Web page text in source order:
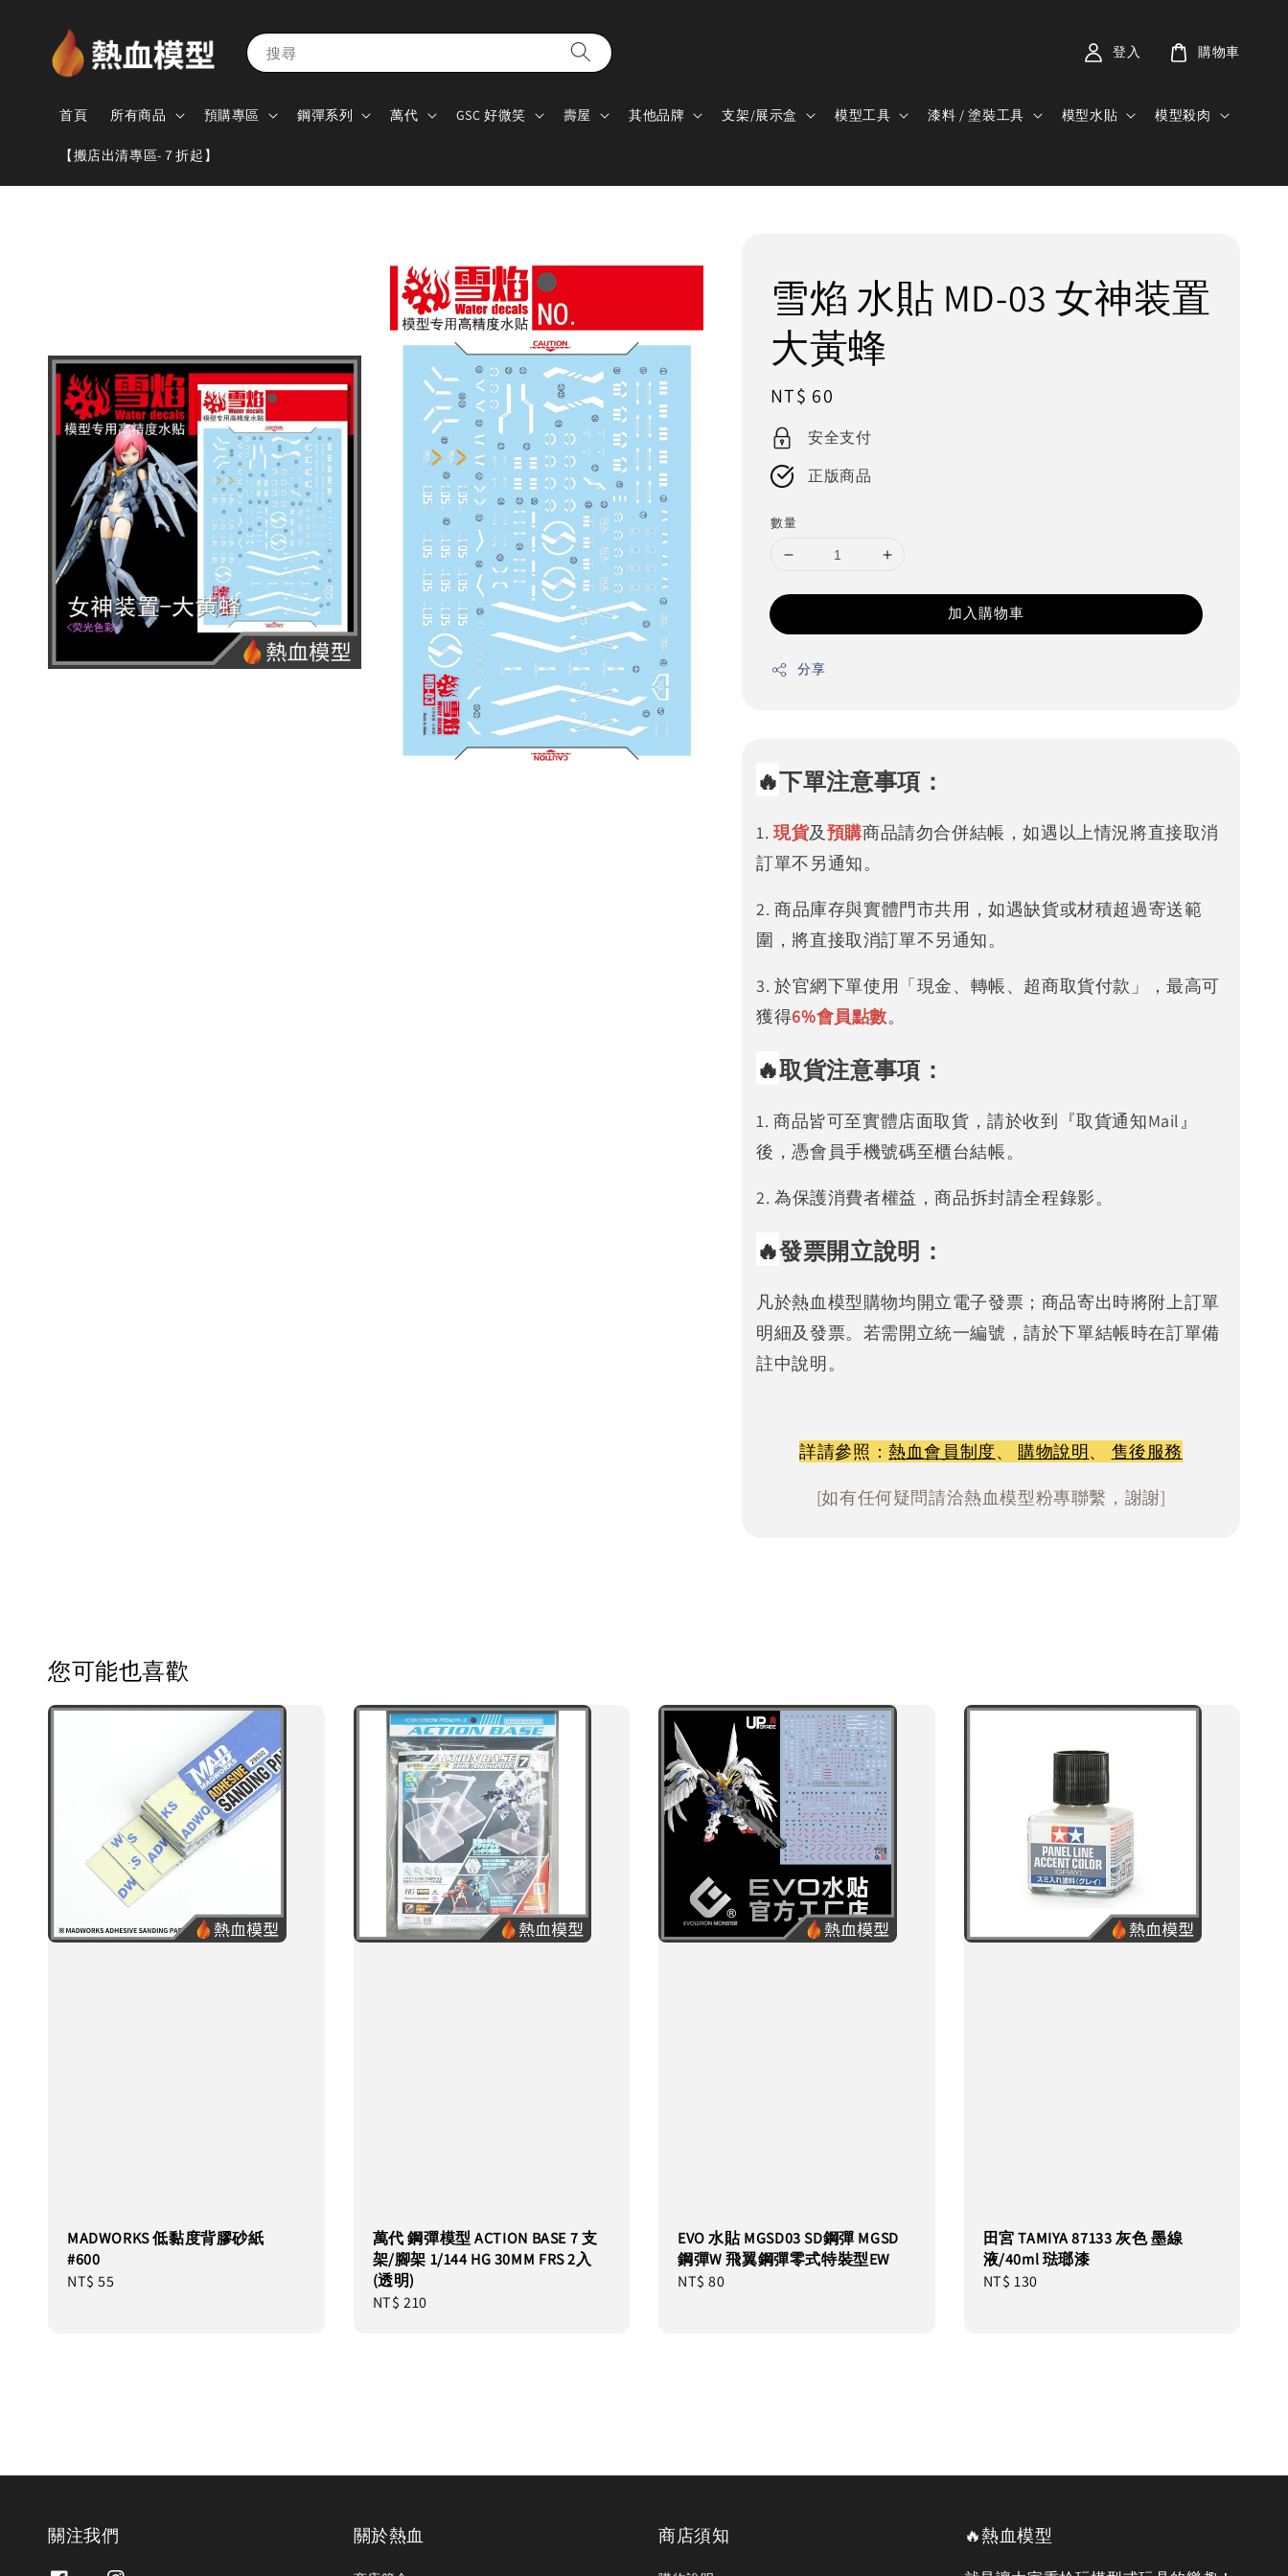
搜尋
首頁 所有商品 預購專區 鋼彈系列 萬代 GSC 好微笑 壽屋 其他品牌 支架/展示盒 模型工具 漆料 / 塗裝工具 模型水貼 模型殺肉
【搬店出清專區-７折起】
登入 購物車
雪焰 水貼 MD-03 女神装置
大黃蜂
Regular
price
NT$ 60
安全支付
正版商品
數量
加入購物車
分享
🔥下單注意事項：
1. 現貨及預購商品請勿合併結帳，如遇以上情況將直接取消
訂單不另通知。
2. 商品庫存與實體門市共用，如遇缺貨或材積超過寄送範
圍，將直接取消訂單不另通知。
3. 於官網下單使用「現金、轉帳、超商取貨付款」，最高可
獲得6%會員點數。
🔥取貨注意事項：
1. 商品皆可至實體店面取貨，請於收到『取貨通知Mail』
後，憑會員手機號碼至櫃台結帳。
2. 為保護消費者權益，商品拆封請全程錄影。
🔥發票開立說明：
凡於熱血模型購物均開立電子發票；商品寄出時將附上訂單
明細及發票。若需開立統一編號，請於下單結帳時在訂單備
註中說明。
詳請參照：熱血會員制度、 購物說明、 售後服務
[如有任何疑問請洽熱血模型粉專聯繫，謝謝]
您可能也喜歡
MADWORKS 低黏度背膠砂紙
#600
Regular
NT$ 55
萬代 鋼彈模型 ACTION BASE 7 支
架/腳架 1/144 HG 30MM FRS 2入
(透明)
Regular
NT$ 210
EVO 水貼 MGSD03 SD鋼彈 MGSD
鋼彈W 飛翼鋼彈零式特裝型EW
Regular
NT$ 80
田宮 TAMIYA 87133 灰色 墨線
液/40ml 琺瑯漆
Regular
NT$ 130
關注我們 關於熱血 商店須知 🔥熱血模型